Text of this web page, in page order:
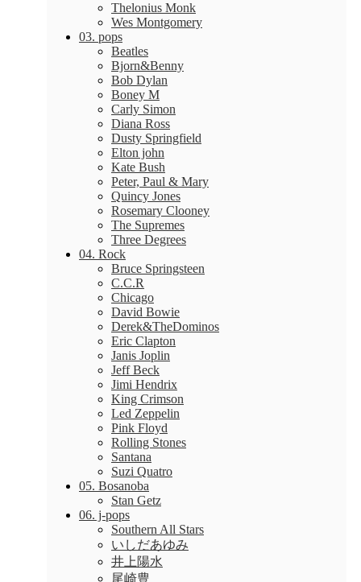
Thelonius Monk
Wes Montgomery
03. pops
Beatles
Bjorn&Benny
Bob Dylan
Boney M
Carly Simon
Diana Ross
Dusty Springfield
Elton john
Kate Bush
Peter, Paul & Mary
Quincy Jones
Rosemary Clooney
The Supremes
Three Degrees
04. Rock
Bruce Springsteen
C.C.R
Chicago
David Bowie
Derek&TheDominos
Eric Clapton
Janis Joplin
Jeff Beck
Jimi Hendrix
King Crimson
Led Zeppelin
Pink Floyd
Rolling Stones
Santana
Suzi Quatro
05. Bosanoba
Stan Getz
06. j-pops
Southern All Stars
いしだあゆみ
井上陽水
尾崎豊